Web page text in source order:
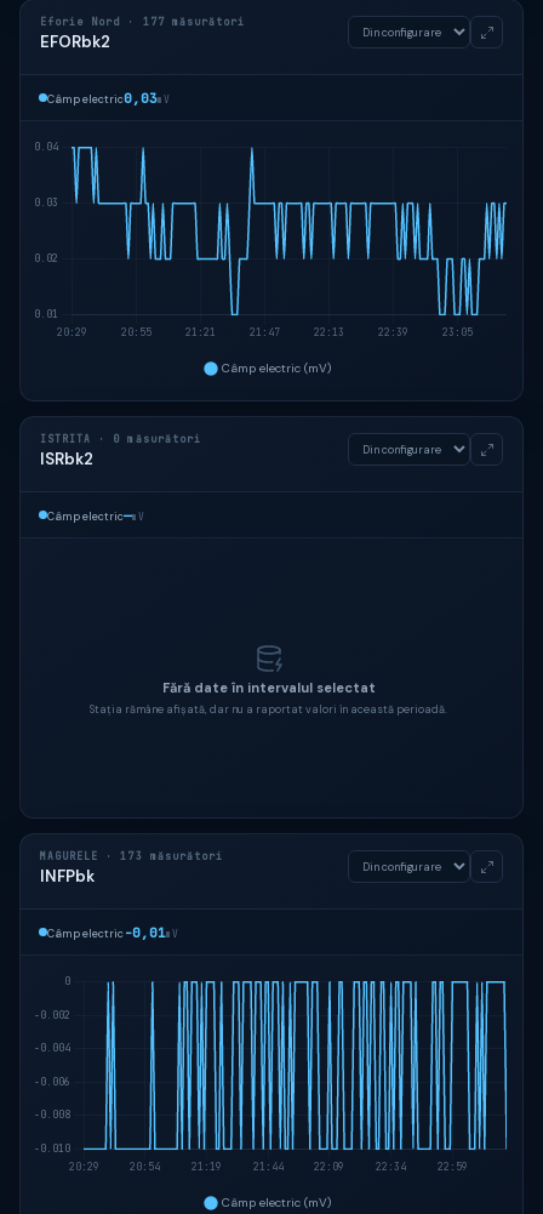
Eforie Nord · 177 măsurători
EFORbk2
Câmp electric0,03mV
ISTRITA · 0 măsurători
ISRbk2
Câmp electric—mV
Fără date în intervalul selectat
Stația rămâne afișată, dar nu a raportat valori în această perioadă.
MAGURELE · 173 măsurători
INFPbk
Câmp electric-0,01mV